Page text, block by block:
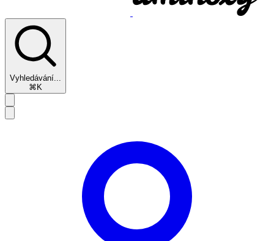
Vyhledávání...
⌘K